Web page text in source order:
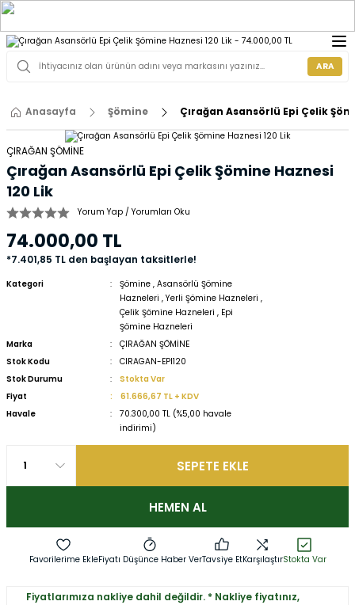
ARA
Anasayfa Şömine Çırağan Asansörlü Epi Çelik
ÇIRAĞAN ŞÖMİNE
Çırağan Asansörlü Epi Çelik Şömine Haznesi
120 Lik
Yorum Yap / Yorumları Oku
74.000,00 TL
*7.401,85 TL den başlayan taksitlerle!
Kategori Şömine ,Asansörlü Şömine
Hazneleri ,Yerli Şömine Hazneleri ,
Çelik Şömine Hazneleri , Epi
Şömine Hazneleri
Marka
ÇIRAĞAN ŞÖMİNE
Stok Kodu
CIRAGAN-EPI120
Stok Durumu
Stokta Var
Fiyat
61.666,67 TL + KDV
Havale
70.300,00 TL (%5,00 havale
indirimi)
SEPETE EKLE
HEMEN AL
Fiyatı Düşünce Haber VerTavsiye EtKarşılaştırStokta Var
Fiyatlarımıza nakliye dahil değildir. * Nakliye fiyatınız,